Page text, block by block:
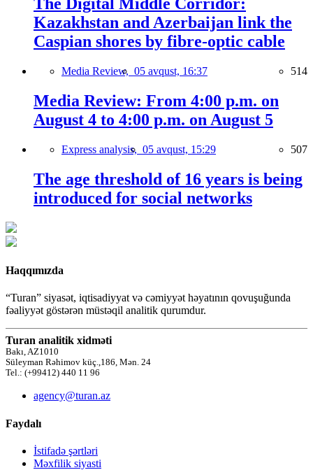
The Digital Middle Corridor:
Kazakhstan and Azerbaijan link the
Caspian shores by fibre-optic cable
Media Review, 05 avqust, 16:37 514
Media Review: From 4:00 p.m. on
August 4 to 4:00 p.m. on August 5
Express analysis, 05 avqust, 15:29 507
The age threshold of 16 years is being
introduced for social networks
Haqqımızda
“Turan” siyasət, iqtisadiyyat və cəmiyyət həyatının qovuşuğunda
fəaliyyət göstərən müstəqil analitik qurumdur.
Turan analitik xidməti
Bakı, AZ1010
Süleyman Rəhimov küç.,186, Mən. 24
Tel.: (+99412) 440 11 96
agency@turan.az
Faydalı
İstifadə şərtləri
Məxfilik siyasti